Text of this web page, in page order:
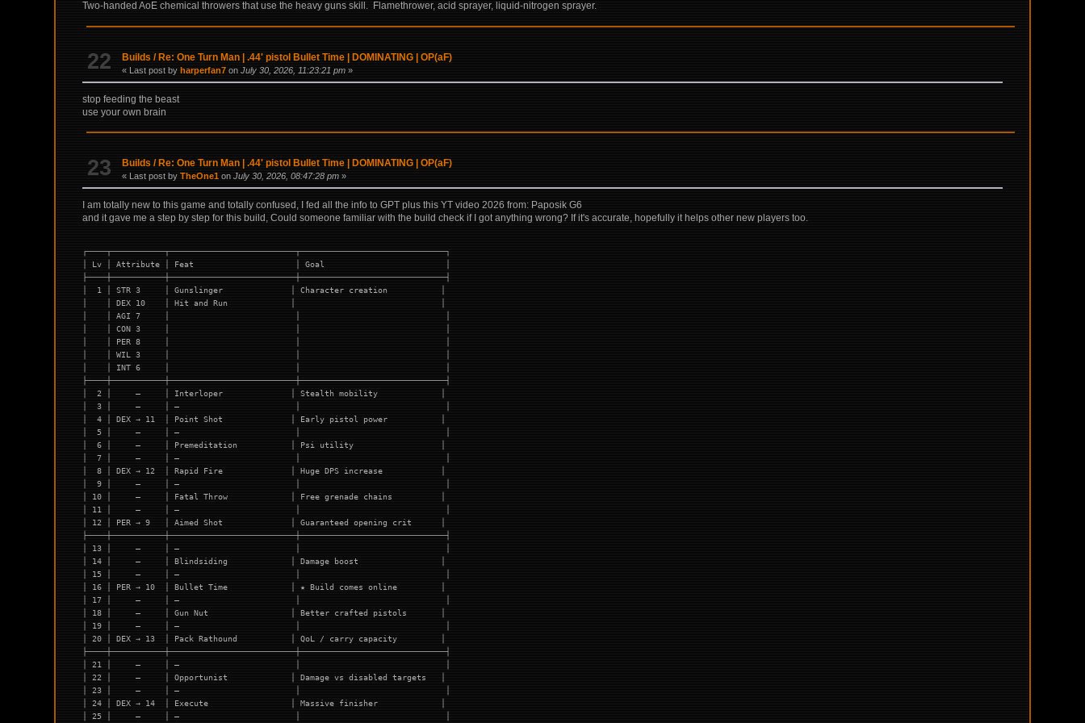
Two-handed AoE chemical throwers that use the heavy guns skill. Flamethrower, acid sprayer, liquid-nitrogen sprayer.
22 Builds /Re: One Turn Man | .44' pistol Bullet Time | DOMINATING | OP(aF)
« Last post byharperfan7 on July 30, 2026, 11:23:21 pm »
stop feeding the beast
use your own brain
23 Builds / Re: One Turn Man | .44' pistol Bullet Time | DOMINATING | OP(aF)
« Last post byTheOne1 on July 30, 2026, 08:47:28 pm »
I am totally new to this game and totally confused, I fed all the info to GPT plus this YT video 2026 from: Paposik G6
and it gave me a step by step for this build, Could someone familiar with the build check if I got anything wrong? If it's accurate, hopefully it helps other new players too.
┌────┬───────────┬──────────────────────────┬──────────────────────────────┐
│ Lv │ Attribute │ Feat                     │ Goal                         │
├────┼───────────┼──────────────────────────┼──────────────────────────────┤
│  1 │ STR 3     │ Gunslinger              │ Character creation           │
│    │ DEX 10    │ Hit and Run             │                              │
│    │ AGI 7     │                          │                              │
│    │ CON 3     │                          │                              │
│    │ PER 8     │                          │                              │
│    │ WIL 3     │                          │                              │
│    │ INT 6     │                          │                              │
├────┼───────────┼──────────────────────────┼──────────────────────────────┤
│  2 │     —     │ Interloper              │ Stealth mobility             │
│  3 │     —     │ —                        │                              │
│  4 │ DEX → 11  │ Point Shot              │ Early pistol power           │
│  5 │     —     │ —                        │                              │
│  6 │     —     │ Premeditation           │ Psi utility                  │
│  7 │     —     │ —                        │                              │
│  8 │ DEX → 12  │ Rapid Fire              │ Huge DPS increase            │
│  9 │     —     │ —                        │                              │
│ 10 │     —     │ Fatal Throw             │ Free grenade chains          │
│ 11 │     —     │ —                        │                              │
│ 12 │ PER → 9   │ Aimed Shot              │ Guaranteed opening crit      │
├────┼───────────┼──────────────────────────┼──────────────────────────────┤
│ 13 │     —     │ —                        │                              │
│ 14 │     —     │ Blindsiding             │ Damage boost                 │
│ 15 │     —     │ —                        │                              │
│ 16 │ PER → 10  │ Bullet Time             │ ★ Build comes online         │
│ 17 │     —     │ —                        │                              │
│ 18 │     —     │ Gun Nut                 │ Better crafted pistols       │
│ 19 │     —     │ —                        │                              │
│ 20 │ DEX → 13  │ Pack Rathound           │ QoL / carry capacity         │
├────┼───────────┼──────────────────────────┼──────────────────────────────┤
│ 21 │     —     │ —                        │                              │
│ 22 │     —     │ Opportunist             │ Damage vs disabled targets   │
│ 23 │     —     │ —                        │                              │
│ 24 │ DEX → 14  │ Execute                 │ Massive finisher             │
│ 25 │     —     │ —                        │                              │